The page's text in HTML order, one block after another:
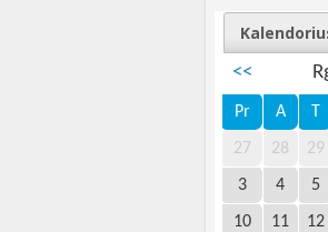
<<
Pr A T
27 28 29
3 4 5
10 11 12